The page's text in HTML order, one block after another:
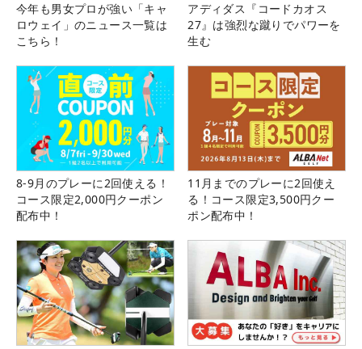
今年も男女プロが強い「キャ
ロウェイ」のニュース一覧は
こちら！
アディダス『コードカオス
27』は強烈な蹴りでパワーを
生む
8-9月のプレーに2回使える！
コース限定2,000円クーポン
配布中！
11月までのプレーに2回使え
る！コース限定3,500円クー
ポン配布中！